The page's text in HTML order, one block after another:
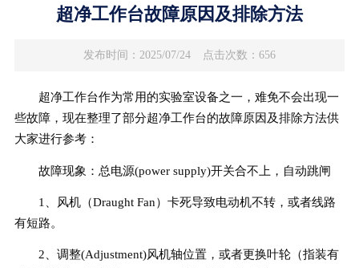
超净工作台故障原因及排除方法
发布时间：2025/07/24 点击次数：656
超净工作台作为常用的实验室设备之一，难免不会出现一
些故障，现在整理了部分超净工作台的故障原因及排除方法供
大家进行参考：
故障现象：总电源(power supply)开关合不上，自动跳闸
1、风机（Draught Fan）卡死导致电动机不转，或者线路
有短路。
2、调整(Adjustment)风机轴位置，或者更换叶轮（指装有